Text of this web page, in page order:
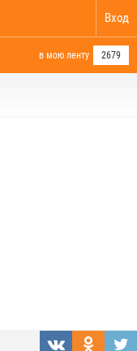
Вход
в мою ленту 2679